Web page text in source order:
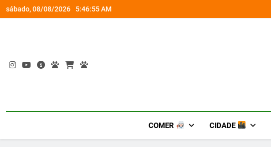
Skip
to
sábado, 08/08/2026 5:46:56 AM
ao diabetes
COMER CIDADE